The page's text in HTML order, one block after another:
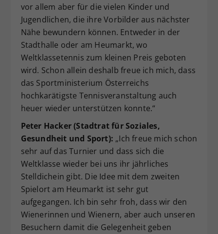
vor allem aber für die vielen Kinder und
Jugendlichen, die ihre Vorbilder aus nächster
Nähe bewundern können. Entweder in der
Stadthalle oder am Heumarkt, wo
Weltklassetennis zum kleinen Preis geboten
wird. Schon allein deshalb freue ich mich, dass
das Sportministerium Österreichs
hochkarätigste Tennisveranstaltung auch
heuer wieder unterstützen konnte.“
Peter Hacker (Stadtrat für Soziales,
Gesundheit und Sport): „Ich freue mich schon
sehr auf das Turnier und dass sich die
Weltklasse wieder bei uns ihr jährliches
Stelldichein gibt. Die Idee mit dem zweiten
Spielort am Heumarkt ist sehr gut
aufgegangen. Ich bin sehr froh, dass wir den
Wienerinnen und Wienern, aber auch unseren
Besuchern damit die Gelegenheit geben